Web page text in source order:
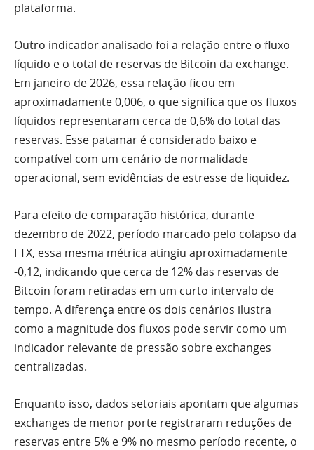
plataforma.
Outro indicador analisado foi a relação entre o fluxo
líquido e o total de reservas de Bitcoin da exchange.
Em janeiro de 2026, essa relação ficou em
aproximadamente 0,006, o que significa que os fluxos
líquidos representaram cerca de 0,6% do total das
reservas. Esse patamar é considerado baixo e
compatível com um cenário de normalidade
operacional, sem evidências de estresse de liquidez.
Para efeito de comparação histórica, durante
dezembro de 2022, período marcado pelo colapso da
FTX, essa mesma métrica atingiu aproximadamente
-0,12, indicando que cerca de 12% das reservas de
Bitcoin foram retiradas em um curto intervalo de
tempo. A diferença entre os dois cenários ilustra
como a magnitude dos fluxos pode servir como um
indicador relevante de pressão sobre exchanges
centralizadas.
Enquanto isso, dados setoriais apontam que algumas
exchanges de menor porte registraram reduções de
reservas entre 5% e 9% no mesmo período recente, o